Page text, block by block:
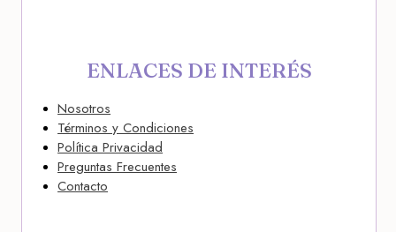
ENLACES DE INTERÉS
Nosotros
Términos y Condiciones
Política Privacidad
Preguntas Frecuentes
Contacto